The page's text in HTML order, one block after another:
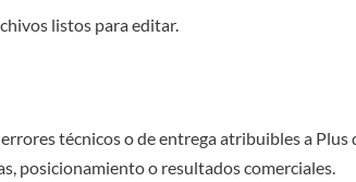
listos para editar.
técnicos o de entrega atribuibles a
posicionamiento o resultados comerciales.